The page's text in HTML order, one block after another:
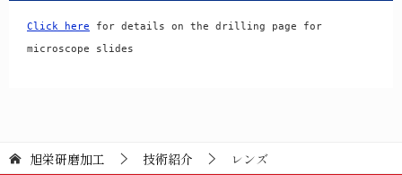
Click here for details on the drilling page for
microscope slides
旭栄研磨加工 技術紹介 レンズ